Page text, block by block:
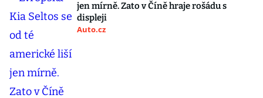
jen mírně. Zato v Číně hraje rošádu s
displeji
Auto.cz